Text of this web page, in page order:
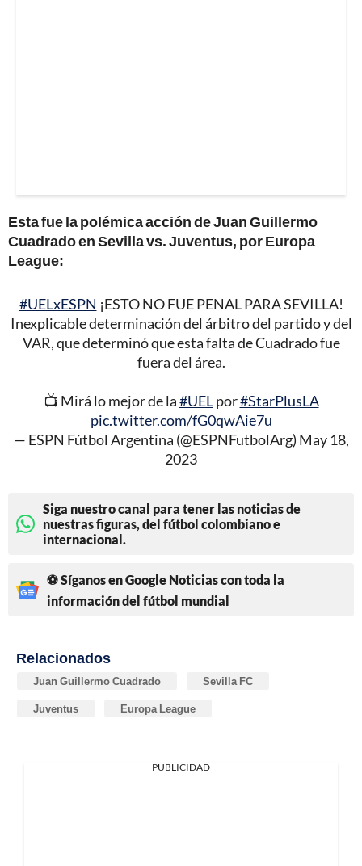
Esta fue la polémica acción de Juan Guillermo
Cuadrado en Sevilla vs. Juventus, por Europa
League:
#UELxESPN ¡ESTO NO FUE PENAL PARA SEVILLA!
Inexplicable determinación del árbitro del partido y del
VAR, que determinó que esta falta de Cuadrado fue
fuera del área.
📺 Mirá lo mejor de la#UELpor#StarPlusLA
pic.twitter.com/fG0qwAie7u
— ESPN Fútbol Argentina (@ESPNFutbolArg) May 18,
2023
Siga nuestro canal para tener las noticias de
nuestras figuras, del fútbol colombiano e
internacional.
⚽ Síganos en Google Noticias con toda la
información del fútbol mundial
Relacionados
Juan Guillermo Cuadrado Sevilla FC
Juventus Europa League
PUBLICIDAD